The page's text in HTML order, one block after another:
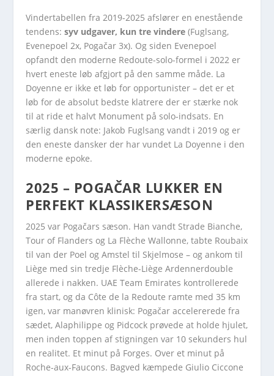
Vindertabellen fra 2019-2025 afslører en enestående
tendens:syv udgaver, kun tre vindere (Fuglsang,
Evenepoel 2x, Pogačar 3x). Og siden Evenepoel
opfandt den moderne Redoute-solo-formel i 2022 er
hvert eneste løb afgjort på den samme måde. La
Doyenne er ikke et løb for opportunister – det er et
løb for de absolut bedste klatrere der er stærke nok
til at ride et halvt Monument på solo-indsats. En
særlig dansk note: Jakob Fuglsang vandt i 2019 og er
den eneste dansker der har vundet La Doyenne i den
moderne epoke.
2025 – POGAČAR LUKKER EN
PERFEKT KLASSIKERSÆSON
2025 var Pogačars sæson. Han vandt Strade Bianche,
Tour of Flanders og La Flèche Wallonne, tabte Roubaix
til van der Poel og Amstel til Skjelmose – og ankom til
Liège med sin tredje Flèche-Liège Ardennerdouble
allerede i nakken. UAE Team Emirates kontrollerede
fra start, og da Côte de la Redoute ramte med 35 km
igen, var manøvren klinisk: Pogačar accelererede fra
sædet, Alaphilippe og Pidcock prøvede at holde hjulet,
men inden toppen af stigningen var 10 sekunders hul
en realitet. Et minut på Forges. Over et minut på
Roche-aux-Faucons. Bagved kæmpede Giulio Ciccone